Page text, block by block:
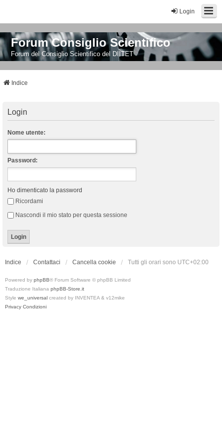
Login
Forum Consiglio Scientifico
Forum del Consiglio Scientifico del DIITET
Indice
Login
Nome utente:
Password:
Ho dimenticato la password
Ricordami
Nascondi il mio stato per questa sessione
Indice Contattaci Cancella cookie Tutti gli orari sono UTC+02:00
Powered by phpBB® Forum Software © phpBB Limited
Traduzione Italiana phpBB-Store.it
Style we_universal created by INVENTEA & v12mike
Privacy Condizioni